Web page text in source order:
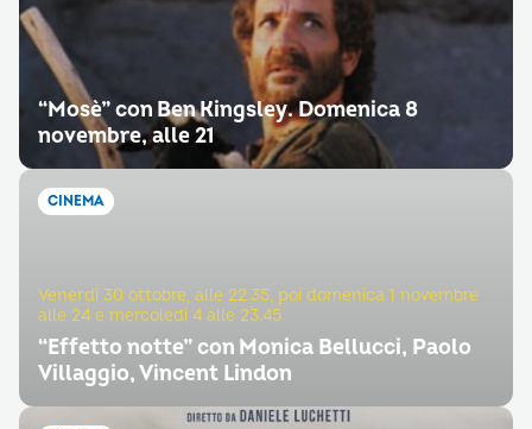
“Mosè” con Ben Kingsley. Domenica 8
novembre, alle 21
CINEMA
Venerdì 30 ottobre, alle 22.35, poi domenica 1 novembre
alle 24 e mercoledì 4 alle 23.45
“Effetto notte” con Monica Bellucci, Paolo
Villaggio, Vincent Lindon